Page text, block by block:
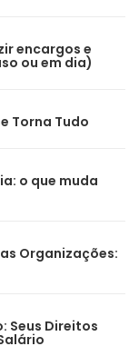
encargos e
ou em dia)
Torna Tudo
o que muda
Organizações:
Seus Direitos